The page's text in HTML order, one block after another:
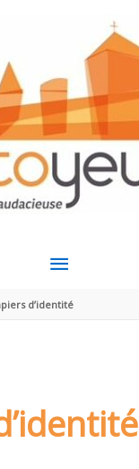
MENU
PRINCIPAL
d’identité